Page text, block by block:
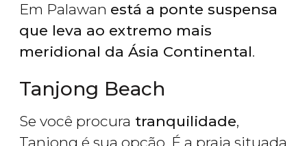
Em Palawan está a ponte suspensa
que leva ao extremo mais
meridional da Ásia Continental.
Tanjong Beach
Se você procura tranquilidade,
Tanjong é sua opção. É a praia situada